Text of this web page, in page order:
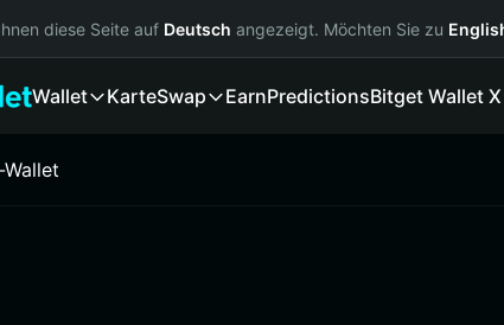
diese Seite auf Deutsch angezeigt. Möchten Sie zu
Wallet KarteSwap EarnPredictionsBitget Wallet X